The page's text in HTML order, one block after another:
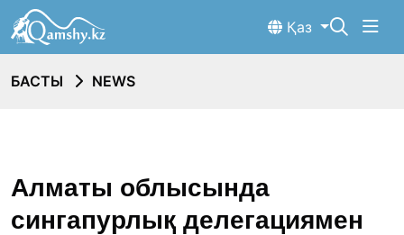
Қаз
БАСТЫ NEWS
Алматы облысында
сингапурлық делегациямен